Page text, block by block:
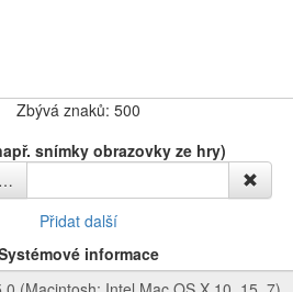
Zbývá znaků:500
snímky obrazovky ze hry)
Přidat další
informace